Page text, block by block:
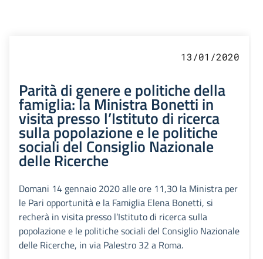
13/01/2020
Parità di genere e politiche della
famiglia: la Ministra Bonetti in
visita presso l’Istituto di ricerca
sulla popolazione e le politiche
sociali del Consiglio Nazionale
delle Ricerche
Domani 14 gennaio 2020 alle ore 11,30 la Ministra per
le Pari opportunità e la Famiglia Elena Bonetti, si
recherà in visita presso l’Istituto di ricerca sulla
popolazione e le politiche sociali del Consiglio Nazionale
delle Ricerche, in via Palestro 32 a Roma.